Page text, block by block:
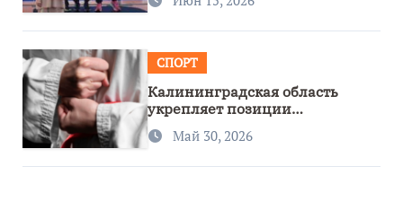
СПОРТ
Калининградская область
укрепляет позиции
спортивного региона
Май 30, 2026